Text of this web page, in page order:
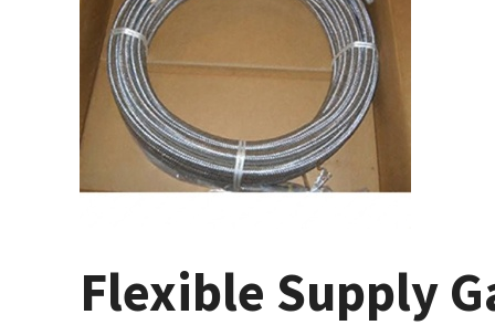
Flexible Supply